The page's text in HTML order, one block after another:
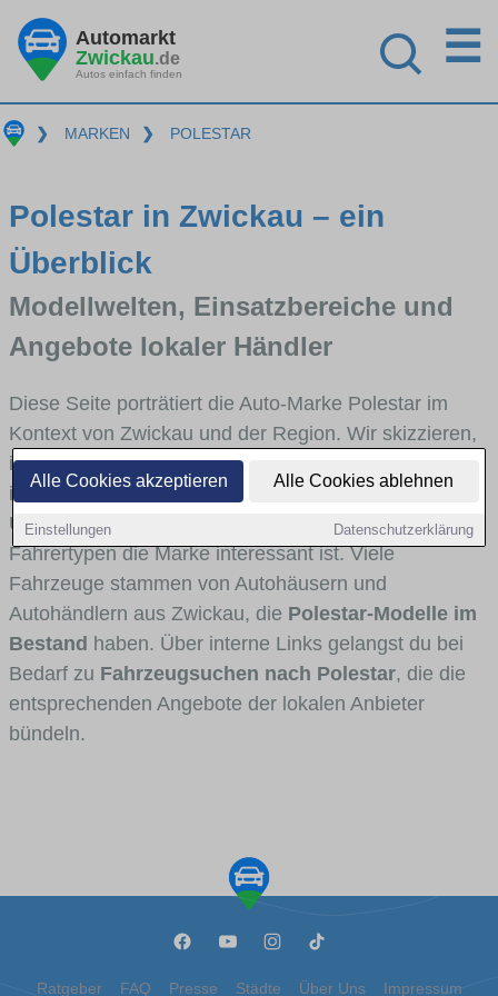
Alle Cookies akzeptieren Alle Cookies ablehnen
Einstellungen Datenschutzerklärung
Automarkt
Zwickau.de
Autos einfach finden
☰
❯ MARKEN ❯ POLESTAR
Polestar in Zwickau – ein
Überblick
Modellwelten, Einsatzbereiche und
Angebote lokaler Händler
Diese Seite porträtiert die Auto-Marke Polestar im
Kontext von Zwickau und der Region. Wir skizzieren,
in welchen Fahrzeugklassen Polestar stark vertreten
ist, welche Modellreihen häufig im Stadt- und
Umlandverkehr zu sehen sind und für welche
Fahrertypen die Marke interessant ist. Viele
Fahrzeuge stammen von Autohäusern und
Autohändlern aus Zwickau, die Polestar-Modelle im
Bestand haben. Über interne Links gelangst du bei
Bedarf zu Fahrzeugsuchen nach Polestar, die die
entsprechenden Angebote der lokalen Anbieter
bündeln.
Ratgeber FAQ Presse Städte Über Uns Impressum